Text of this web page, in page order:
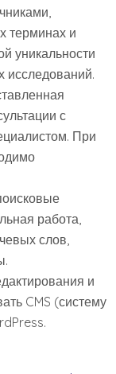
терминах и
уникальности
исследований.
с
При
работа,
слов,
и
CMS (систему